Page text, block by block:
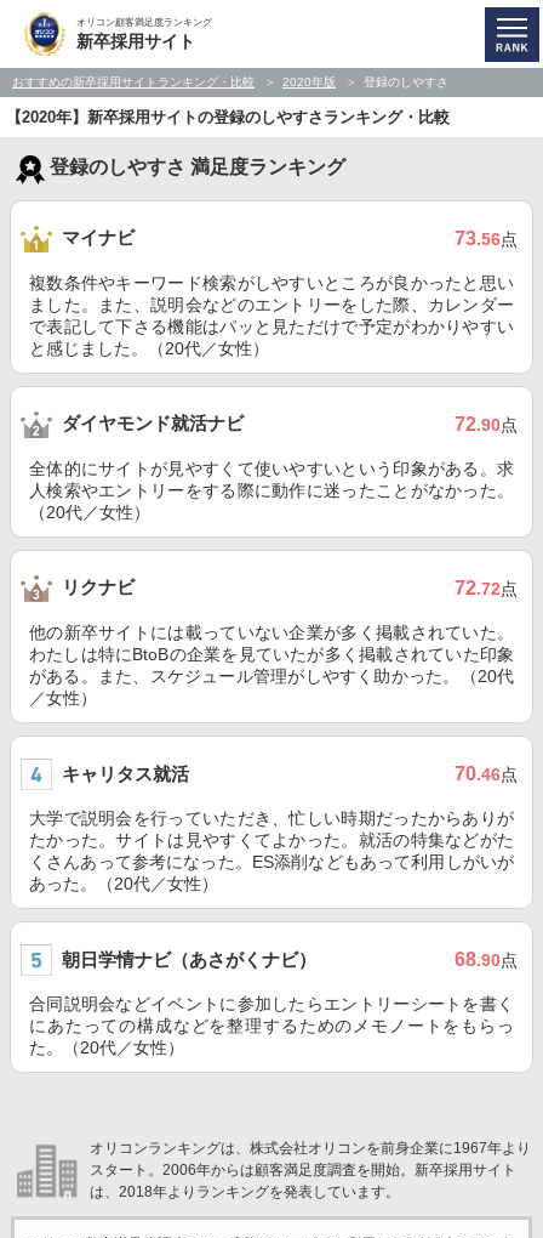
オリコン顧客満足度ランキング
新卒採用サイト
おすすめの新卒採用サイトランキング・比較 2020年版 登録のしやすさ
【2020年】新卒採用サイトの登録のしやすさランキング・比較
登録のしやすさ 満足度ランキング
マイナビ 73.56点
複数条件やキーワード検索がしやすいところが良かったと思い
ました。また、説明会などのエントリーをした際、カレンダー
で表記して下さる機能はパッと見ただけで予定がわかりやすい
と感じました。（20代／女性）
ダイヤモンド就活ナビ 72.90点
全体的にサイトが見やすくて使いやすいという印象がある。求
人検索やエントリーをする際に動作に迷ったことがなかった。
（20代／女性）
リクナビ 72.72点
他の新卒サイトには載っていない企業が多く掲載されていた。
わたしは特にBtoBの企業を見ていたが多く掲載されていた印象
がある。また、スケジュール管理がしやすく助かった。（20代
／女性）
キャリタス就活 70.46点
大学で説明会を行っていただき、忙しい時期だったからありが
たかった。サイトは見やすくてよかった。就活の特集などがた
くさんあって参考になった。ES添削などもあって利用しがいが
あった。（20代／女性）
朝日学情ナビ（あさがくナビ） 68.90点
合同説明会などイベントに参加したらエントリーシートを書く
にあたっての構成などを整理するためのメモノートをもらっ
た。（20代／女性）
オリコンランキングは、株式会社オリコンを前身企業に1967年より
スタート。2006年からは顧客満足度調査を開始。新卒採用サイト
は、2018年よりランキングを発表しています。